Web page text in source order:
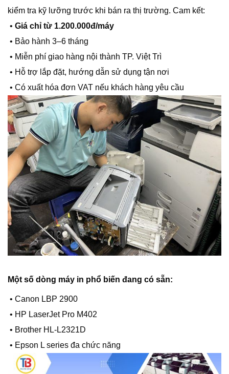
kiểm tra kỹ lưỡng trước khi bán ra thị trường. Cam kết:
• Giá chỉ từ 1.200.000đ/máy
• Bảo hành 3–6 tháng
• Miễn phí giao hàng nội thành TP. Việt Trì
• Hỗ trợ lắp đặt, hướng dẫn sử dụng tận nơi
• Có xuất hóa đơn VAT nếu khách hàng yêu cầu
Một số dòng máy in phổ biến đang có sẵn:
• Canon LBP 2900
• HP LaserJet Pro M402
• Brother HL-L2321D
• Epson L series đa chức năng